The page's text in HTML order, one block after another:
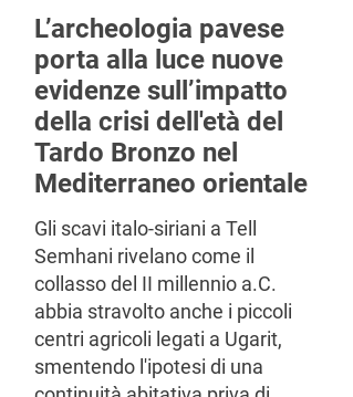
L’archeologia pavese
porta alla luce nuove
evidenze sull’impatto
della crisi dell'età del
Tardo Bronzo nel
Mediterraneo orientale
Gli scavi italo-siriani a Tell
Semhani rivelano come il
collasso del II millennio a.C.
abbia stravolto anche i piccoli
centri agricoli legati a Ugarit,
smentendo l'ipotesi di una